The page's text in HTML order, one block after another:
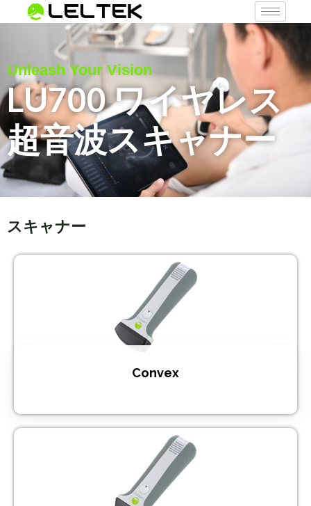
Unleash Your Vision
LU700 ワイヤレス
超音波スキャナー
スキャナー
Convex